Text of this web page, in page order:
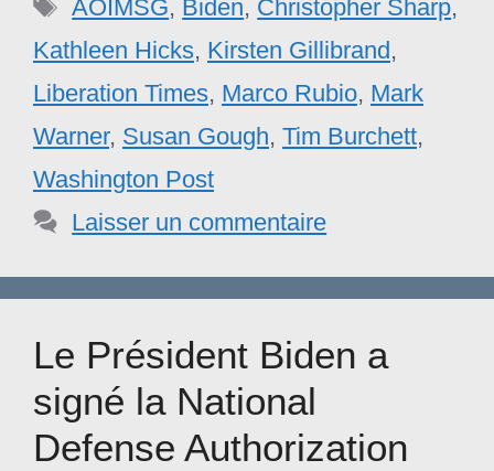
AOIMSG, Biden, Christopher Sharp,
Kathleen Hicks, Kirsten Gillibrand,
Liberation Times, Marco Rubio, Mark
Warner, Susan Gough, Tim Burchett,
Washington Post
Laisser un commentaire
Le Président Biden a
signé la National
Defense Authorization